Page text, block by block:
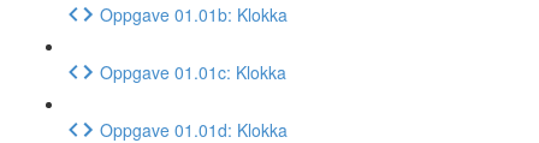
Oppgave 01.01b: Klokka
Oppgave 01.01c: Klokka
Oppgave 01.01d: Klokka